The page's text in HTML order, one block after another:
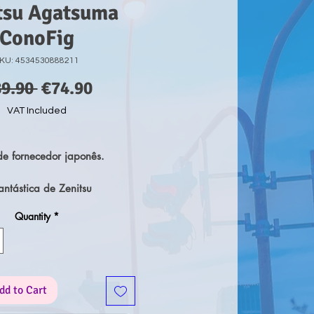
Agatsuma
ConoFig
4534530888211
Regular
Price
€74.90Sale
VAT Included
fornecedor japonês.
de Zenitsu
/ Demon Slayer que foi
Aniplex em ABS&PVC
com suporte incluído.
Quantity *
to Cart